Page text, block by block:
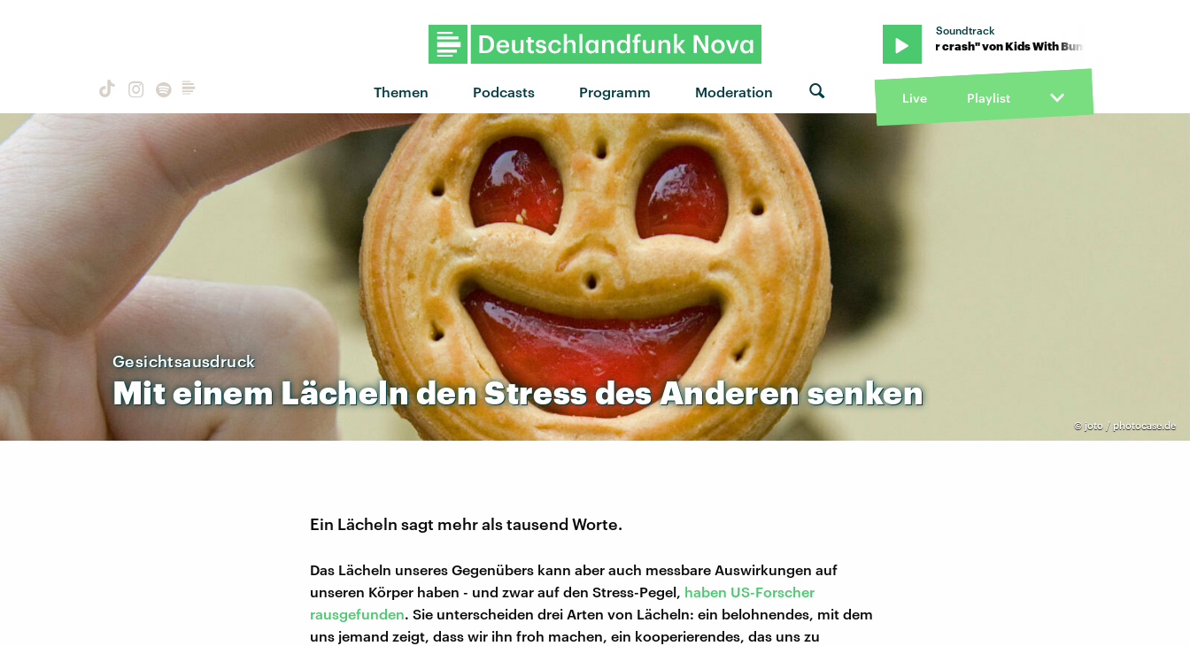
Themen Podcasts Programm Moderation
Soundtrack
"car crash" von Kids With Buns · "car crash" von Kids With Buns · "car crash" von
Live Playlist
© joto / photocase.de
Gesichtsausdruck
MiteinemLächelndenStressdesAnderensenken
Ein Lächeln sagt mehr als tausend Worte.
Das Lächeln unseres Gegenübers kann aber auch messbare Auswirkungen auf
unseren Körper haben - und zwar auf den Stress-Pegel, haben US-Forscher
rausgefunden. Sie unterscheiden drei Arten von Lächeln: ein belohnendes, mit dem
uns jemand zeigt, dass wir ihn froh machen, ein kooperierendes, das uns zu